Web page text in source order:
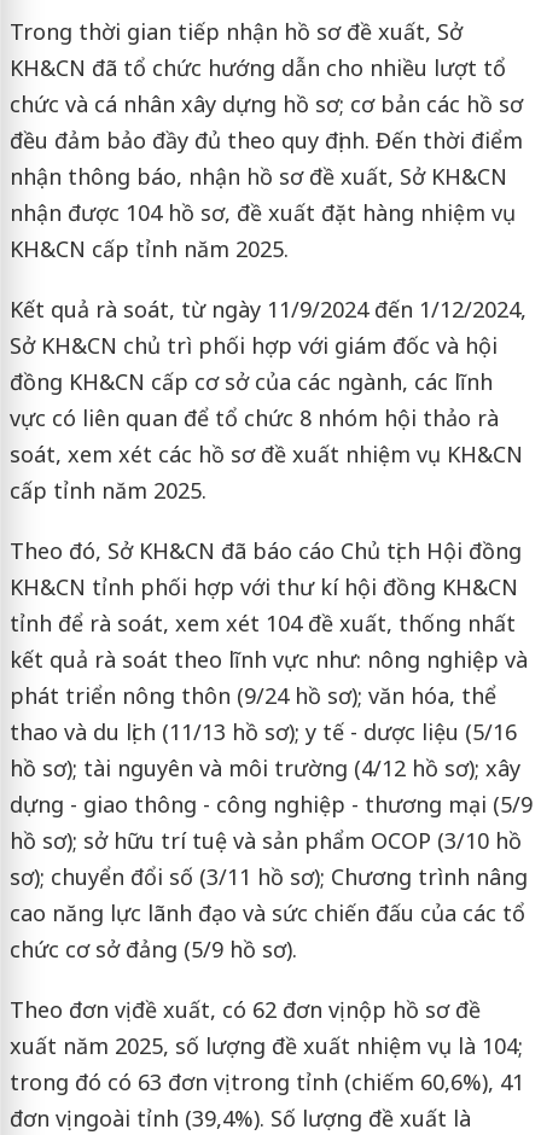
Trong thời gian tiếp nhận hồ sơ đề xuất, Sở
KH&CN đã tổ chức hướng dẫn cho nhiều lượt tổ
chức và cá nhân xây dựng hồ sơ; cơ bản các hồ sơ
đều đảm bảo đầy đủ theo quy định. Đến thời điểm
nhận thông báo, nhận hồ sơ đề xuất, Sở KH&CN
nhận được 104 hồ sơ, đề xuất đặt hàng nhiệm vụ
KH&CN cấp tỉnh năm 2025.
Kết quả rà soát, từ ngày 11/9/2024 đến 1/12/2024,
Sở KH&CN chủ trì phối hợp với giám đốc và hội
đồng KH&CN cấp cơ sở của các ngành, các lĩnh
vực có liên quan để tổ chức 8 nhóm hội thảo rà
soát, xem xét các hồ sơ đề xuất nhiệm vụ KH&CN
cấp tỉnh năm 2025.
Theo đó, Sở KH&CN đã báo cáo Chủ tịch Hội đồng
KH&CN tỉnh phối hợp với thư kí hội đồng KH&CN
tỉnh để rà soát, xem xét 104 đề xuất, thống nhất
kết quả rà soát theo lĩnh vực như: nông nghiệp và
phát triển nông thôn (9/24 hồ sơ); văn hóa, thể
thao và du lịch (11/13 hồ sơ); y tế - dược liệu (5/16
hồ sơ); tài nguyên và môi trường (4/12 hồ sơ); xây
dựng - giao thông - công nghiệp - thương mại (5/9
hồ sơ); sở hữu trí tuệ và sản phẩm OCOP (3/10 hồ
sơ); chuyển đổi số (3/11 hồ sơ); Chương trình nâng
cao năng lực lãnh đạo và sức chiến đấu của các tổ
chức cơ sở đảng (5/9 hồ sơ).
Theo đơn vị đề xuất, có 62 đơn vị nộp hồ sơ đề
xuất năm 2025, số lượng đề xuất nhiệm vụ là 104;
trong đó có 63 đơn vị trong tỉnh (chiếm 60,6%), 41
đơn vị ngoài tỉnh (39,4%). Số lượng đề xuất là